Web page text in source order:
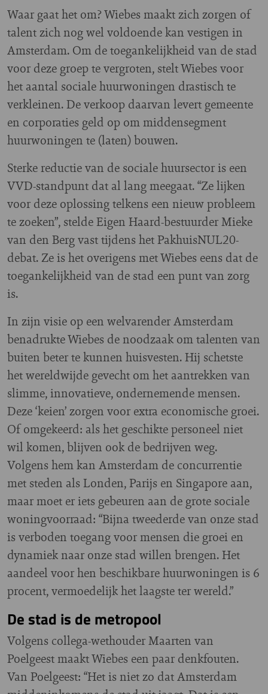
Waar gaat het om? Wiebes maakt zich zorgen of
talent zich nog wel voldoende kan vestigen in
Amsterdam. Om de toegankelijkheid van de stad
voor deze groep te vergroten, stelt Wiebes voor
het aantal sociale huurwoningen drastisch te
verkleinen. De verkoop daarvan levert gemeente
en corporaties geld op om middensegment
huurwoningen te (laten) bouwen.
Sterke reductie van de sociale huursector is een
VVD-standpunt dat al lang meegaat. “Ze lijken
voor deze oplossing telkens een nieuw probleem
te zoeken”, stelde Eigen Haard-bestuurder Mieke
van den Berg vast tijdens het PakhuisNUL20-
debat. Ze is het overigens met Wiebes eens dat de
toegankelijkheid van de stad een punt van zorg
is.
In zijn visie op een welvarender Amsterdam
benadrukte Wiebes de noodzaak om talenten van
buiten beter te kunnen huisvesten. Hij schetste
het wereldwijde gevecht om het aantrekken van
slimme, innovatieve, ondernemende mensen.
Deze ‘keien’ zorgen voor extra economische groei.
Of omgekeerd: als het geschikte personeel niet
wil komen, blijven ook de bedrijven weg.
Volgens hem kan Amsterdam de concurrentie
met steden als Londen, Parijs en Singapore aan,
maar moet er iets gebeuren aan de grote sociale
woningvoorraad: “Bijna tweederde van onze stad
is verboden toegang voor mensen die groei en
dynamiek naar onze stad willen brengen. Het
aandeel voor hen beschikbare huurwoningen is 6
procent, vermoedelijk het laagste ter wereld.”
De stad is de metropool
Volgens collega-wethouder Maarten van
Poelgeest maakt Wiebes een paar denkfouten.
Van Poelgeest: “Het is niet zo dat Amsterdam